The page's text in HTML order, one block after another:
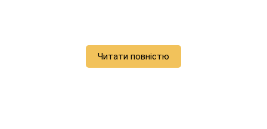
Читати повністю